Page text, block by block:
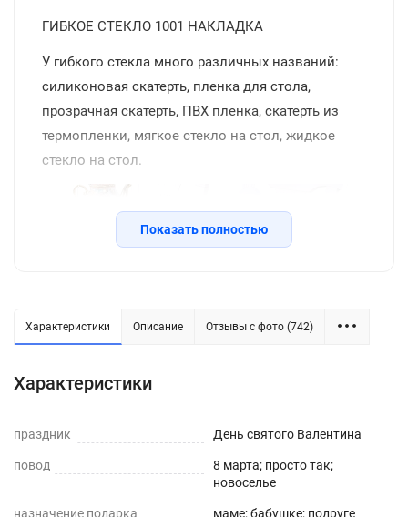
ГИБКОЕ СТЕКЛО 1001 НАКЛАДКА
У гибкого стекла много различных названий:
силиконовая скатерть, пленка для стола,
прозрачная скатерть, ПВХ пленка, скатерть из
термопленки, мягкое стекло на стол, жидкое
стекло на стол.
производства используется экологически
Показать полностью
Характеристики Описание Отзывы с фото (742)
Характеристики
праздник День святого Валентина
повод
8 марта; просто так;
новоселье
назначение подарка маме; бабушке; подруге